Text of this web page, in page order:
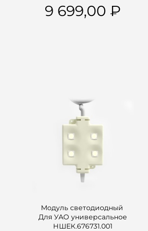
9 699,00
Модуль светодиодный
Для УАО универсальное
НШЕК.676731.001